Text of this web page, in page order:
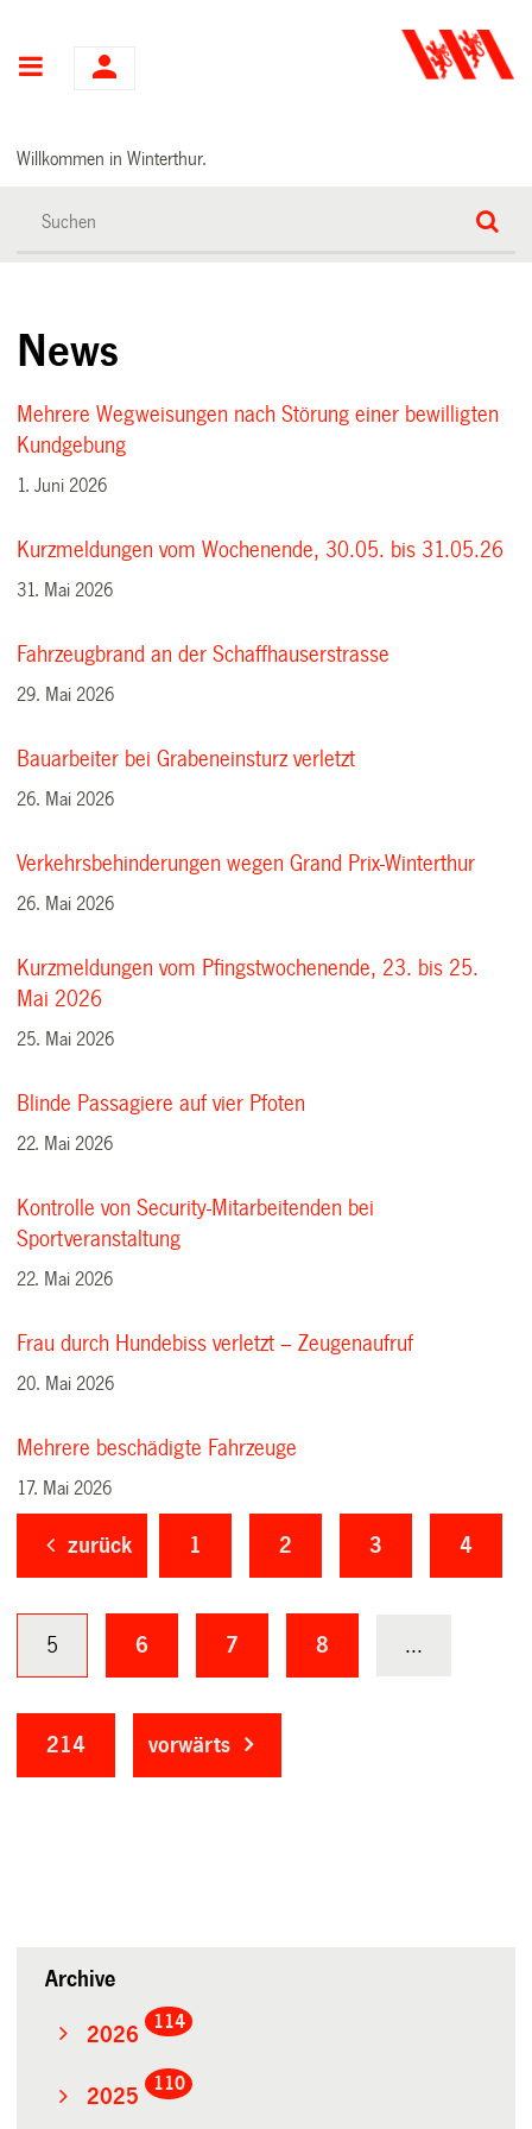
Hauptnavigation
Willkommen in Winterthur.
News
Mehrere Wegweisungen nach Störung einer bewilligten
Kundgebung
1. Juni 2026
Kurzmeldungen vom Wochenende, 30.05. bis 31.05.26
31. Mai 2026
Fahrzeugbrand an der Schaffhauserstrasse
29. Mai 2026
Bauarbeiter bei Grabeneinsturz verletzt
26. Mai 2026
Verkehrsbehinderungen wegen Grand Prix-Winterthur
26. Mai 2026
Kurzmeldungen vom Pfingstwochenende, 23. bis 25.
Mai 2026
25. Mai 2026
Blinde Passagiere auf vier Pfoten
22. Mai 2026
Kontrolle von Security-Mitarbeitenden bei
Sportveranstaltung
22. Mai 2026
Frau durch Hundebiss verletzt – Zeugenaufruf
20. Mai 2026
Mehrere beschädigte Fahrzeuge
17. Mai 2026
zurück 1 2 3 4
5 6 7 8 ...
214 vorwärts
Archive
2026
114
2025
110